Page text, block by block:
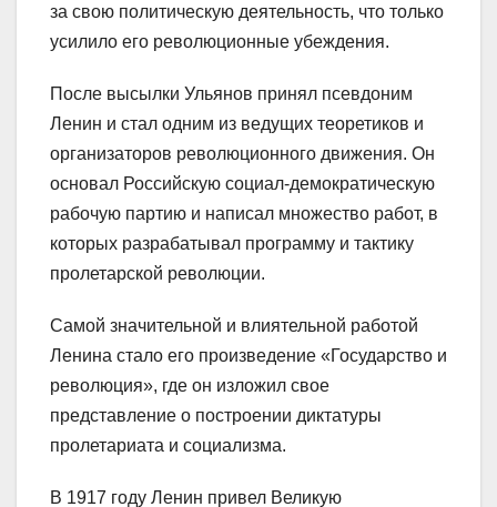
за свою политическую деятельность, что только
усилило его революционные убеждения.
После высылки Ульянов принял псевдоним
Ленин и стал одним из ведущих теоретиков и
организаторов революционного движения. Он
основал Российскую социал-демократическую
рабочую партию и написал множество работ, в
которых разрабатывал программу и тактику
пролетарской революции.
Самой значительной и влиятельной работой
Ленина стало его произведение «Государство и
революция», где он изложил свое
представление о построении диктатуры
пролетариата и социализма.
В 1917 году Ленин привел Великую